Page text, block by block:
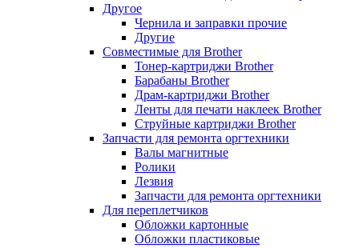
Другое
Чернила и заправки прочие
Другие
Совместимые для Brother
Тонер-картриджи Brother
Барабаны Brother
Драм-картриджи Brother
Ленты для печати наклеек Brother
Струйные картриджи Brother
Запчасти для ремонта оргтехники
Валы магнитные
Ролики
Лезвия
Запчасти для ремонта оргтехники
Для переплетчиков
Обложки картонные
Обложки пластиковые